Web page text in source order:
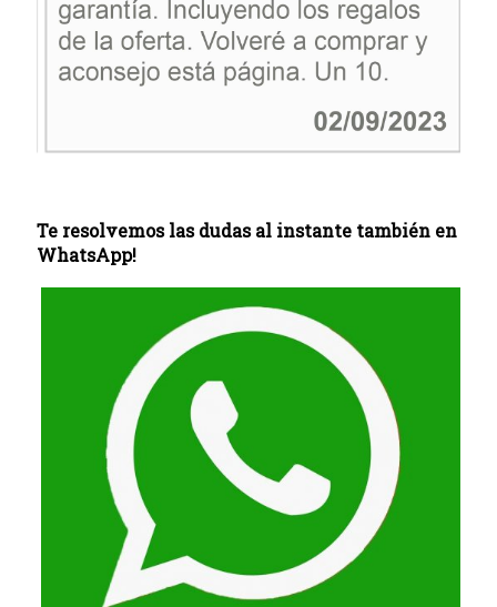
Te resolvemos las dudas al instante también en
WhatsApp!